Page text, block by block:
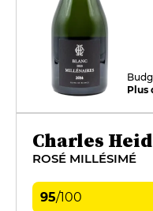
Plus
Charles
ROSÉ MILLÉSIMÉ
95/100